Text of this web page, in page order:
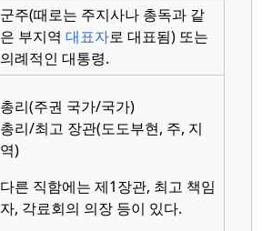
군주(때로는 주지사나 총독과 같
은 부지역대표자로 대표됨) 또는
의례적인 대통령.
총리(주권 국가/국가)
총리/최고 장관(도도부현, 주, 지
역)
다른 직함에는 제1장관, 최고 책임
자, 각료회의 의장 등이 있다.